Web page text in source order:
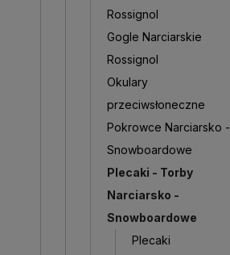
Rossignol
Gogle Narciarskie
Rossignol
Okulary
przeciwsłoneczne
Pokrowce Narciarsko -
Snowboardowe
Plecaki - Torby
Narciarsko -
Snowboardowe
Plecaki